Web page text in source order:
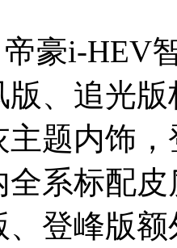
豪i-HEV
、追光
题内饰
全系标配
登峰版